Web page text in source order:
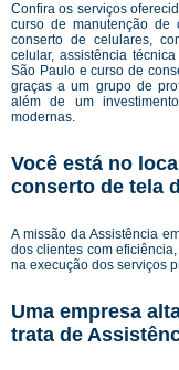
Confira os serviços
curso de manutenção de
conserto de celulares,
celular, assistência
São Paulo e curso de
graças a um grupo de
além de um
modernas.
Você está no
conserto de tela
A missão da Assistência
dos clientes com
na execução dos serviços
Uma empresa
trata de